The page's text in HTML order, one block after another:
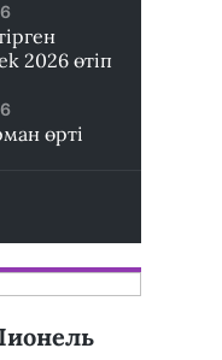
2026 өтіп
өрті